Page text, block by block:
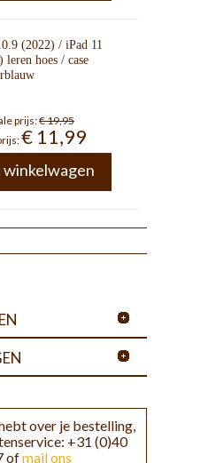
(2022) / iPad 11
leren hoes / case
prijs:€ 19,95
€ 11,99
winkelwagen
over je bestelling,
+31 (0)40
ofmail ons